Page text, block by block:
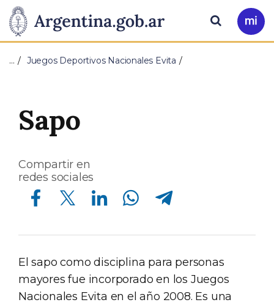
Presidencia
de
Nación
Pasar al contenido principal
Ir
a
Buscar
… Juegos Deportivos Nacionales Evita
Sapo
Compartir en
redes sociales
Compartir en Facebook Compartir en Twitter Compartir en Linkedin Compartir en Whatsapp Compartir en Telegram
El sapo como disciplina para personas
mayores fue incorporado en los Juegos
Nacionales Evita en el año 2008. Es una